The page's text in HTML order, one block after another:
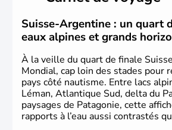
d'une alliance composée de
fédéral n'est créé qu'en 1848 et
frontières, ainsi que
unique et d'une armée. La
rédigée à la même année, le droit
ajouté 26 ans plus tard.
Suisse-Argentine : un quart
eaux alpines et grands
À la veille du quart de finale
Mondial, cap loin des stades pour
pays côté nautisme. Entre lacs
Léman, Atlantique Sud, delta du
paysages de Patagonie, cette
rapports à l’eau aussi contrastés